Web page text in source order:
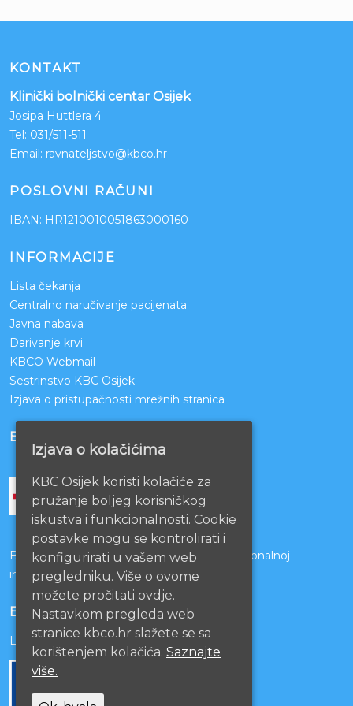
KONTAKT
Klinički bolnički centar Osijek
Josipa Huttlera 4
Tel: 031/511-511
Email: ravnateljstvo@kbco.hr
POSLOVNI RAČUNI
IBAN: HR1210010051863000160
INFORMACIJE
Lista čekanja
Centralno naručivanje pacijenata
Javna nabava
Darivanje krvi
KBCO Webmail
Sestrinstvo KBC Osijek
Izjava o pristupačnosti mrežnih stranica
BOLNICE PARTNERI
Bolnice s kojima je potpisan ugovor o funkcionalnoj
integraciji
EU PROJEKTI
Lista projekata
Izjava o kolačićima
KBC Osijek koristi kolačiće za
pružanje boljeg korisničkog
iskustva i funkcionalnosti. Cookie
postavke mogu se kontrolirati i
konfigurirati u vašem web
pregledniku. Više o ovome
možete pročitati ovdje.
Nastavkom pregleda web
stranice kbco.hr slažete se sa
korištenjem kolačića. Saznajte
više.